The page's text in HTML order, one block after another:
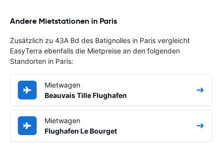
Andere Mietstationen in Paris
Zusätzlich zu 43A Bd des Batignolles in Paris vergleicht
EasyTerra ebenfalls die Mietpreise an den folgenden
Standorten in Paris:
Mietwagen
Beauvais Tille Flughafen
Mietwagen
Flughafen Le Bourget